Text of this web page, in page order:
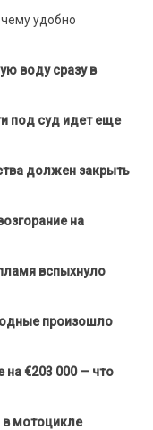
удобно
воду сразу в
под суд идет еще
должен закрыть
на
вспыхнуло
произошло
на €203 000 — что
в мотоцикле